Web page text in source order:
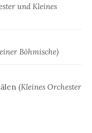
und Kleines
Böhmische)
(Kleines Orchester